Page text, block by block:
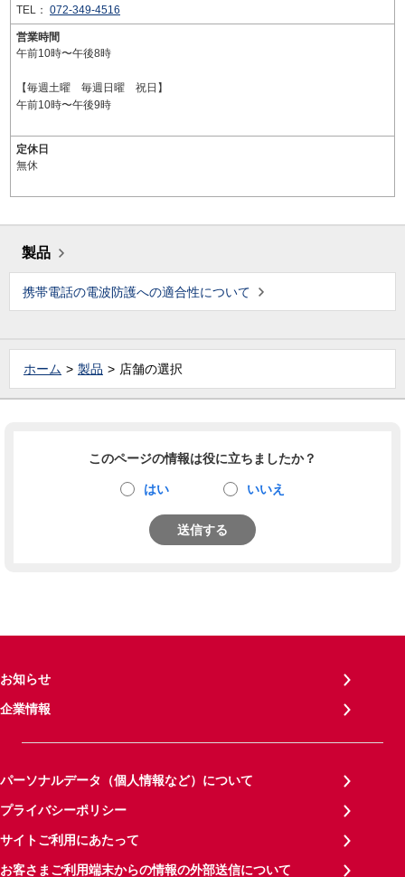
TEL： 072-349-4516
営業時間
午前10時〜午後8時
【毎週土曜 毎週日曜 祝日】
午前10時〜午後9時
定休日
無休
製品
携帯電話の電波防護への適合性について
ホーム 製品 店舗の選択
このページの情報は役に立ちましたか？
はい いいえ
送信する
お知らせ
企業情報
パーソナルデータ（個人情報など）について
プライバシーポリシー
サイトご利用にあたって
お客さまご利用端末からの情報の外部送信について